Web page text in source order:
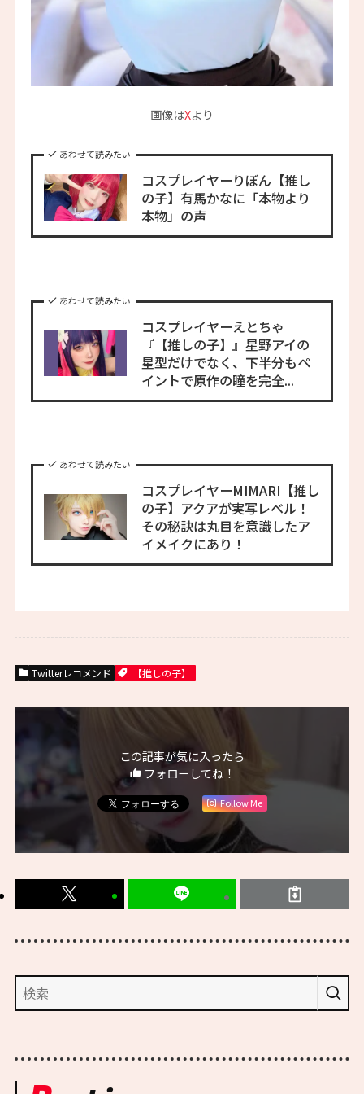
画像はXより
あわせて読みたい
コスプレイヤーりぼん【推し
の子】有馬かなに「本物より
本物」の声
あわせて読みたい
コスプレイヤーえとちゃ
『【推しの子】』星野アイの
星型だけでなく、下半分もペ
イントで原作の瞳を完全...
あわせて読みたい
コスプレイヤーMIMARI【推し
の子】アクアが実写レベル！
その秘訣は丸目を意識したア
イメイクにあり！
Twitterレコメンド 【推しの子】
この記事が気に入ったら
フォローしてね！
Follow Me